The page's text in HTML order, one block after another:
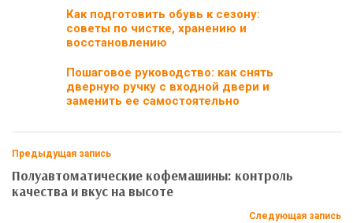
Как подготовить обувь к сезону:
советы по чистке, хранению и
восстановлению
Пошаговое руководство: как снять
дверную ручку с входной двери и
заменить ее самостоятельно
Предыдущая запись
Полуавтоматические кофемашины: контроль
качества и вкус на высоте
Следующая запись